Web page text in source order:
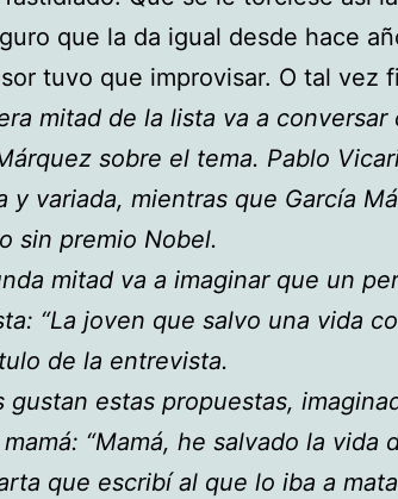
que la da igual desde hace
tuvo que improvisar. O tal vez
mitad de la lista va a
sobre el tema. Pablo
y variada, mientras que García
sin premio Nobel.
mitad va a imaginar que un
“La joven que salvo una vida
de la entrevista.
gustan estas propuestas,
“Mamá, he salvado la vida
que escribí al que lo iba a